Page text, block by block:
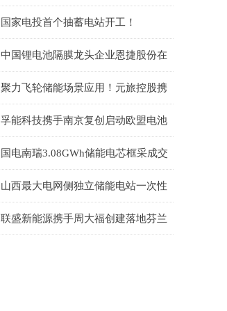
国家最高科学技术奖
国家电投首个抽蓄电站开工！
中国锂电池隔膜龙头企业恩捷股份在
匈牙利被勒令暂停生产
聚力飞轮储能场景应用！元旅控股携
手武汉大全能源开拓台区储能蓝海市
场
孚能科技携手南京复创启动欧盟电池
护照项目
国电南瑞3.08GWh储能电芯框采成交
候选人公示
山西最大电网侧独立储能电站一次性
并网成功！易储数智激活华北绿能新
引擎
联盛新能源携手周大福创建落地芬兰
储能项目 开启欧洲绿色储能协同新征